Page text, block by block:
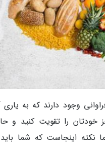
وجود دارند که به یاری
خودتان را تقویت کنید و
نکته اینجاست که شما